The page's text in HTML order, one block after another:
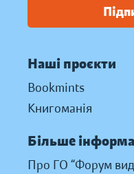
Наші проєкти
Bookmints
Книгоманія
Більше
Про ГО “Форум